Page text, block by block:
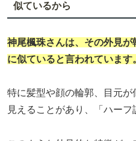
似ているから
神尾楓珠さんは、その外見
に似ていると言われています
特に髪型や顔の輪郭、目元
見えることがあり、「ハーフ